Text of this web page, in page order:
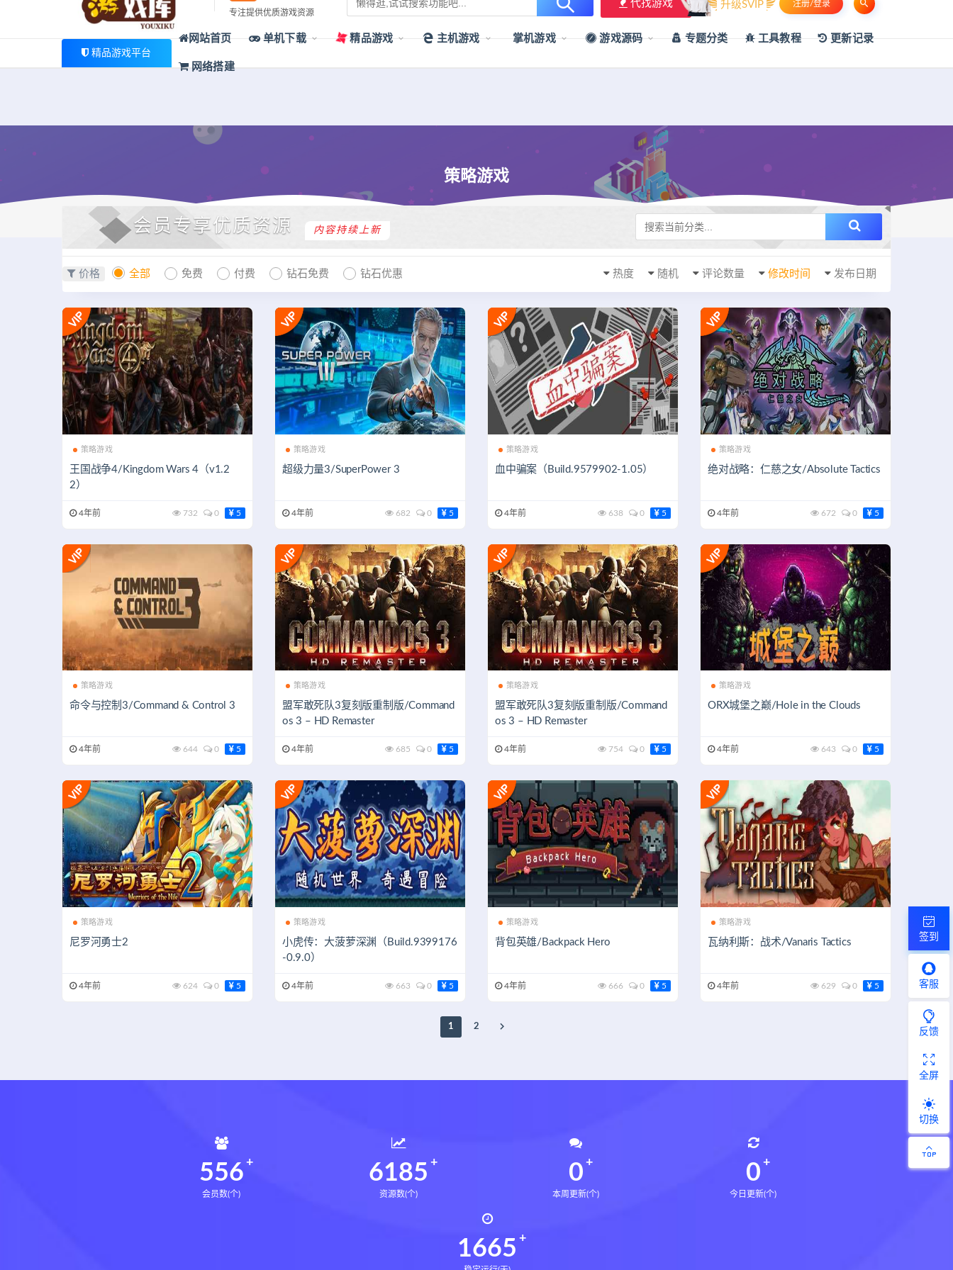
欢迎您光临游戏库，本站一家大型游戏资源整合站，为广大用户提供最新、最优质的资源下载！ 热门标签 资源专题 资源存档
专注提供优质游戏资源
代找游戏 升级SVIP 注册/登录
精品游戏平台
网站首页 单机下载 精品游戏 主机游戏 掌机游戏 游戏源码 专题分类 工具教程 更新记录
网络搭建
策略游戏
会员专享优质资源 内容持续上新
价格 全部 免费 付费 钻石免费 钻石优惠 发布日期
修改时间
评论数量
随机
热度
策略游戏
王国战争4/Kingdom Wars 4（v1.2
2）
4年前 732 0 5
策略游戏
超级力量3/SuperPower 3
4年前 682 0 5
策略游戏
血中骗案（Build.9579902-1.05）
4年前 638 0 5
策略游戏
绝对战略：仁慈之女/Absolute Tactics
4年前 672 0 5
策略游戏
命令与控制3/Command & Control 3
4年前 644 0 5
策略游戏
盟军敢死队3复刻版重制版/Command
os 3 – HD Remaster
4年前 685 0 5
策略游戏
盟军敢死队3复刻版重制版/Command
os 3 – HD Remaster
4年前 754 0 5
策略游戏
ORX城堡之巅/Hole in the Clouds
4年前 643 0 5
策略游戏
尼罗河勇士2
4年前 624 0 5
策略游戏
小虎传：大菠萝深渊（Build.9399176
-0.9.0）
4年前 663 0 5
策略游戏
背包英雄/Backpack Hero
4年前 666 0 5
策略游戏
瓦纳利斯：战术/Vanaris Tactics
4年前 629 0 5
1 2
560
会员数(个)
6231
资源数(个)
0
本周更新(个)
0
今日更新(个)
1677
签到
客服
反馈
全屏
切换